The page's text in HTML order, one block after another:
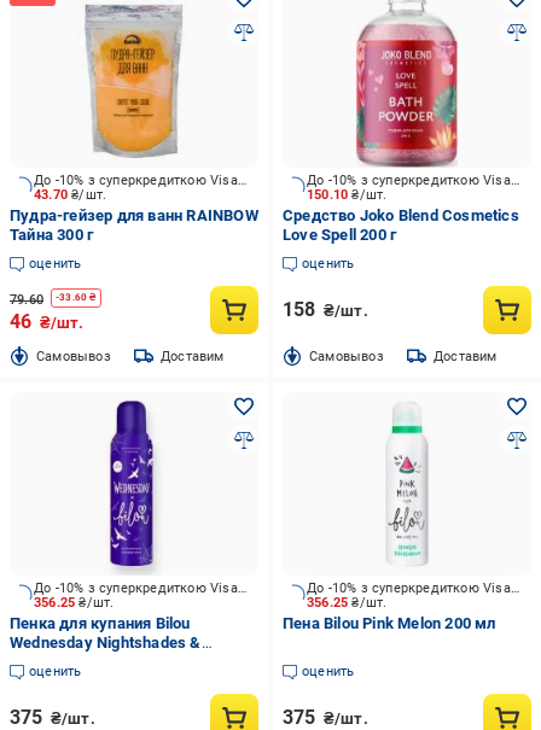
43.70₴/шт.
До -10% з суперкредиткою Visa Вигода
Пудра-гейзер для ванн RAINBOW
Тайна 300 г
оценить
79.60 -33.60 ₴
46 ₴/шт.
Cамовывоз Доставим
150.10₴/шт.
До -10% з суперкредиткою Visa Вигода
Средство Joko Blend Cosmetics
Love Spell 200 г
оценить
158 ₴/шт.
Cамовывоз Доставим
356.25₴/шт.
До -10% з суперкредиткою Visa Вигода
Пенка для купания Bilou
Wednesday Nightshades &
Ravens 200 мл
оценить
375 ₴/шт.
356.25₴/шт.
До -10% з суперкредиткою Visa Вигода
Пена Bilou Pink Melon 200 мл
оценить
375 ₴/шт.